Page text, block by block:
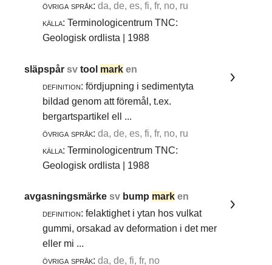
övriga språk: da, de, es, fi, fr, no, ru
källa: Terminologicentrum TNC:
Geologisk ordlista | 1988
släpspårsvtool mark en
definition: fördjupning i sedimentyta
bildad genom att föremål, t.ex.
bergartspartikel ell ...
övriga språk: da, de, es, fi, fr, no, ru
källa: Terminologicentrum TNC:
Geologisk ordlista | 1988
avgasningsmärkesv bump mark en
definition: felaktighet i ytan hos vulkat
gummi, orsakad av deformation i det mer
eller mi ...
övriga språk: da, de, fi, fr, no